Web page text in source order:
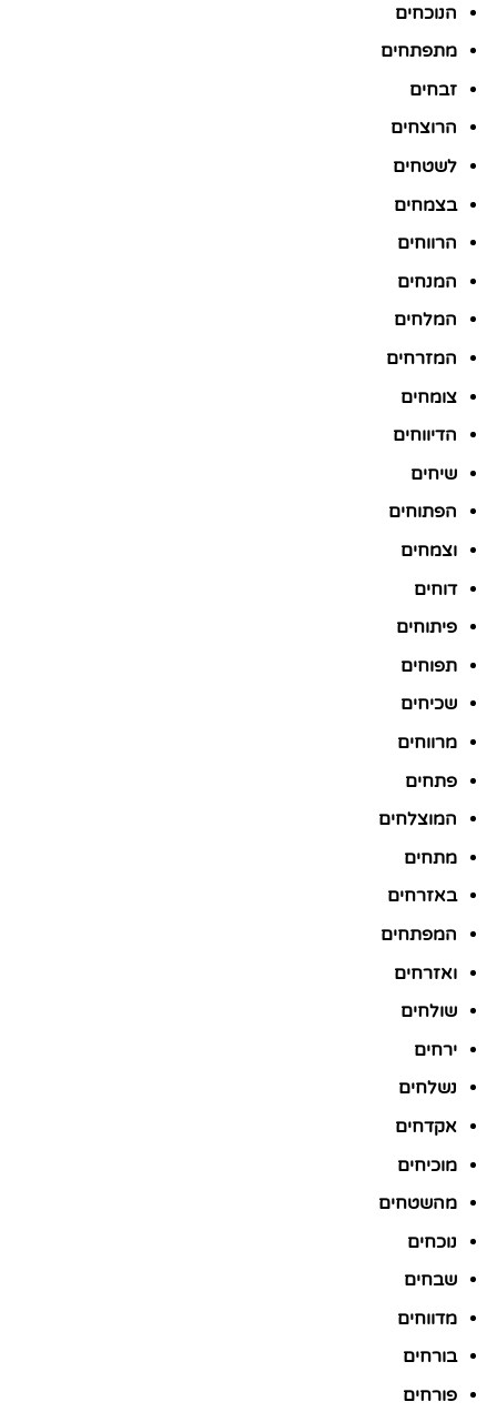
הנוכחים
מתפתחים
זבחים
הרוצחים
לשטחים
בצמחים
הרווחים
המנחים
המלחים
המזרחים
צומחים
הדיווחים
שיחים
הפתוחים
וצמחים
דוחים
פיתוחים
תפוחים
שכיחים
מרווחים
פתחים
המוצלחים
מתחים
באזרחים
המפתחים
ואזרחים
שולחים
ירחים
נשלחים
אקדחים
מוכיחים
מהשטחים
נוכחים
שבחים
מדווחים
בורחים
פורחים